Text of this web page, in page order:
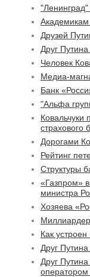
"Ленинград"
Академикам
Друзей
Друг
Человек
Медиа-
Банк
"Альфа
Ковальчуки
страхового
Дорогами
Рейтинг
Структуры
«Газпром»
министра
Хозяева
Как
Друг
Друг
оператором